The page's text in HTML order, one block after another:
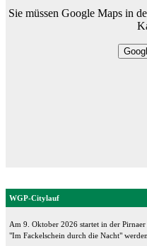
Sie müssen Google Maps in
WGP-Citylauf
Am 9. Oktober 2026 startet in der Pirnaer
"Im Fackelschein durch die Nacht"